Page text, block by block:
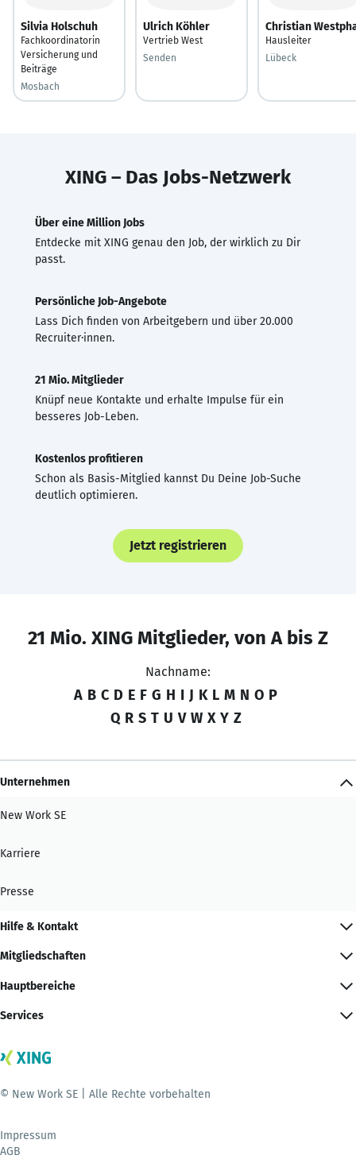
Silvia Holschuh
Fachkoordinatorin
Versicherung und
Beiträge
Mosbach
Ulrich Köhler
Vertrieb West
Senden
Christian
Hausleiter
Lübeck
XING – Das Jobs-Netzwerk
Über eine Million Jobs
Entdecke mit XING genau den Job, der wirklich zu Dir
passt.
Persönliche Job-Angebote
Lass Dich finden von Arbeitgebern und über 20.000
Recruiter·innen.
21 Mio. Mitglieder
Knüpf neue Kontakte und erhalte Impulse für ein
besseres Job-Leben.
Kostenlos profitieren
Schon als Basis-Mitglied kannst Du Deine Job-Suche
deutlich optimieren.
Jetzt registrieren
21 Mio. XING Mitglieder, von A bis Z
Nachname:
A B C D E F G H I J K L M N O P
Q R S T U V W X Y Z
Unternehmen
New Work SE
Karriere
Presse
Hilfe & Kontakt
Mitgliedschaften
Hauptbereiche
Services
© New Work SE | Alle Rechte vorbehalten
Impressum
AGB